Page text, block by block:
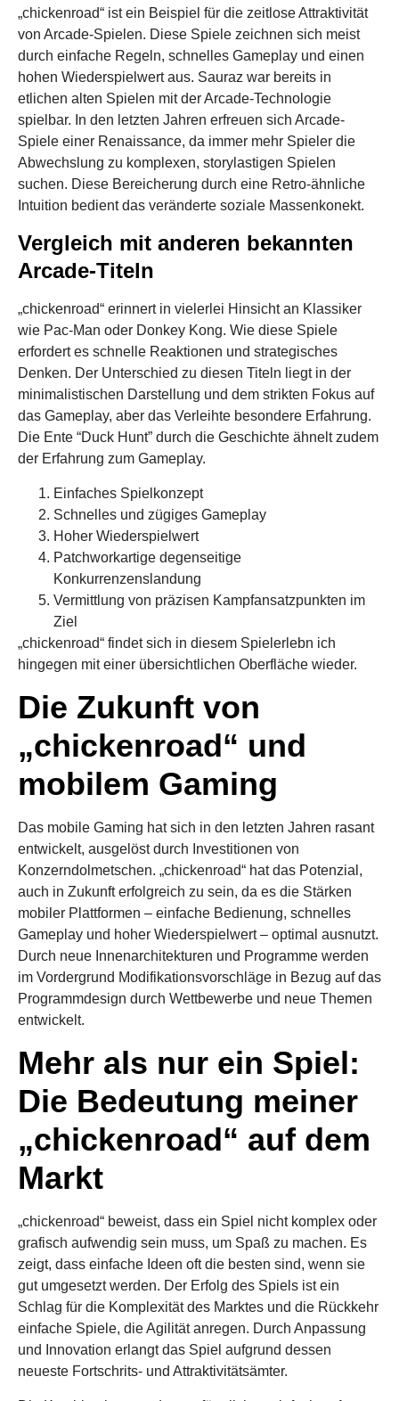
„chickenroad“ ist ein Beispiel für die zeitlose Attraktivität
von Arcade-Spielen. Diese Spiele zeichnen sich meist
durch einfache Regeln, schnelles Gameplay und einen
hohen Wiederspielwert aus. Sauraz war bereits in
etlichen alten Spielen mit der Arcade-Technologie
spielbar. In den letzten Jahren erfreuen sich Arcade-
Spiele einer Renaissance, da immer mehr Spieler die
Abwechslung zu komplexen, storylastigen Spielen
suchen. Diese Bereicherung durch eine Retro-ähnliche
Intuition bedient das veränderte soziale Massenkonekt.
Vergleich mit anderen bekannten
Arcade-Titeln
„chickenroad“ erinnert in vielerlei Hinsicht an Klassiker
wie Pac-Man oder Donkey Kong. Wie diese Spiele
erfordert es schnelle Reaktionen und strategisches
Denken. Der Unterschied zu diesen Titeln liegt in der
minimalistischen Darstellung und dem strikten Fokus auf
das Gameplay, aber das Verleihte besondere Erfahrung.
Die Ente “Duck Hunt” durch die Geschichte ähnelt zudem
der Erfahrung zum Gameplay.
Einfaches Spielkonzept
Schnelles und zügiges Gameplay
Hoher Wiederspielwert
Patchworkartige degenseitige
Konkurrenzenslandung
Vermittlung von präzisen Kampfansatzpunkten im
Ziel
„chickenroad“ findet sich in diesem Spielerlebn ich
hingegen mit einer übersichtlichen Oberfläche wieder.
Die Zukunft von
„chickenroad“ und
mobilem Gaming
Das mobile Gaming hat sich in den letzten Jahren rasant
entwickelt, ausgelöst durch Investitionen von
Konzerndolmetschen. „chickenroad“ hat das Potenzial,
auch in Zukunft erfolgreich zu sein, da es die Stärken
mobiler Plattformen – einfache Bedienung, schnelles
Gameplay und hoher Wiederspielwert – optimal ausnutzt.
Durch neue Innenarchitekturen und Programme werden
im Vordergrund Modifikationsvorschläge in Bezug auf das
Programmdesign durch Wettbewerbe und neue Themen
entwickelt.
Mehr als nur ein Spiel:
Die Bedeutung meiner
„chickenroad“ auf dem
Markt
„chickenroad“ beweist, dass ein Spiel nicht komplex oder
grafisch aufwendig sein muss, um Spaß zu machen. Es
zeigt, dass einfache Ideen oft die besten sind, wenn sie
gut umgesetzt werden. Der Erfolg des Spiels ist ein
Schlag für die Komplexität des Marktes und die Rückkehr
einfache Spiele, die Agilität anregen. Durch Anpassung
und Innovation erlangt das Spiel aufgrund dessen
neueste Fortschrits- und Attraktivitätsämter.